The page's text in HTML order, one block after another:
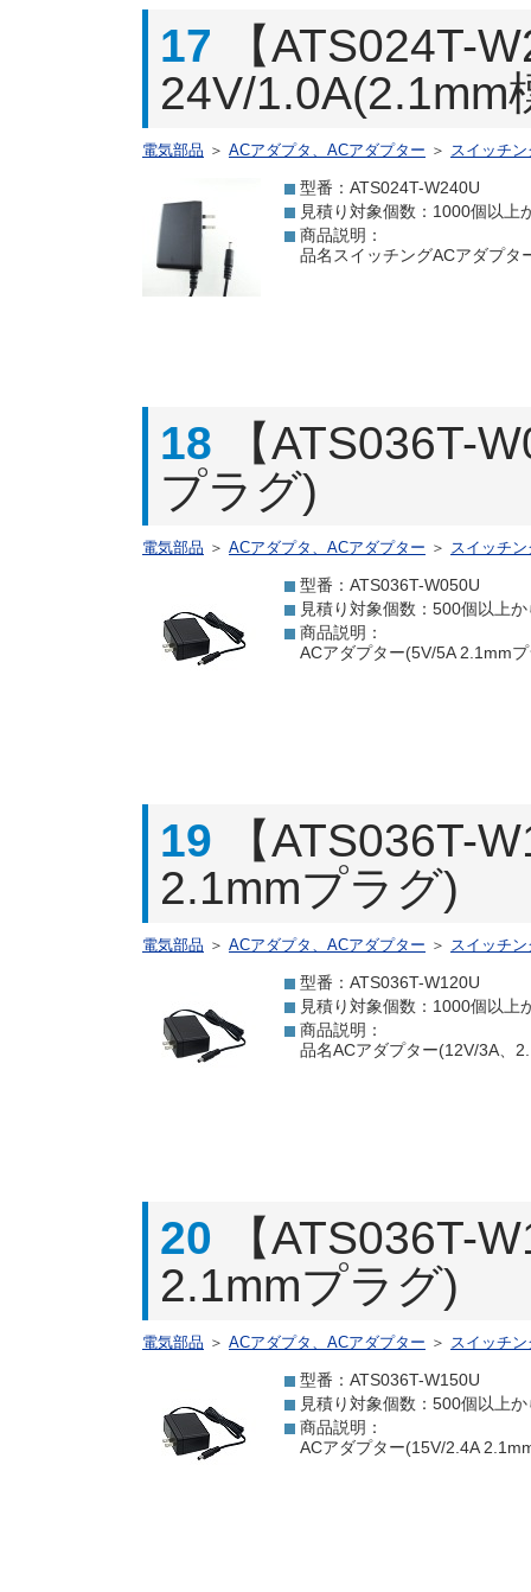
17
【ATS024T-
24V/1.0A(2.1mm
電気部品 ＞ ACアダプタ、ACアダプター ＞ スイッチ
型番：ATS024T-W240U
見積り対象個数：1000個以上
商品説明：
品名スイッチングACアダプタ
18
【ATS036T-
プラグ)
電気部品 ＞ ACアダプタ、ACアダプター ＞ スイッチ
型番：ATS036T-W050U
見積り対象個数：500個以上か
商品説明：
ACアダプター(5V/5A 2.1mm
19
【ATS036T-
2.1mmプラグ)
電気部品 ＞ ACアダプタ、ACアダプター ＞ スイッチ
型番：ATS036T-W120U
見積り対象個数：1000個以上
商品説明：
品名ACアダプター(12V/3A、
20
【ATS036T-
2.1mmプラグ)
電気部品 ＞ ACアダプタ、ACアダプター ＞ スイッチ
型番：ATS036T-W150U
見積り対象個数：500個以上か
商品説明：
ACアダプター(15V/2.4A